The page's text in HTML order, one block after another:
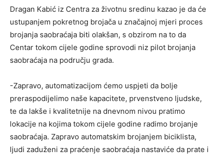
Dragan Kabić iz Centra za životnu sredinu kazao je da će
ustupanjem pokretnog brojača u značajnoj mjeri proces
brojanja saobraćaja biti olakšan, s obzirom na to da
Centar tokom cijele godine sprovodi niz pilot brojanja
saobraćaja na području grada.
-Zapravo, automatizacijom ćemo uspjeti da bolje
preraspodijelimo naše kapacitete, prvenstveno ljudske,
te da lakše i kvalitetnije na dnevnom nivou pratimo
lokacije na kojima tokom cijele godine radimo brojanje
saobraćaja. Zapravo automatskim brojanjem biciklista,
ljudi zaduženi za praćenje saobraćaja nastaviće da prate i